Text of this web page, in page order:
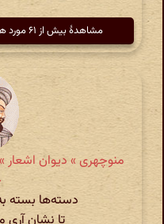
مشاهدهٔ بیش از ۶۱ مورد هم آهنگ دیگر از ازرقی هروی
دسته‌ها بسته